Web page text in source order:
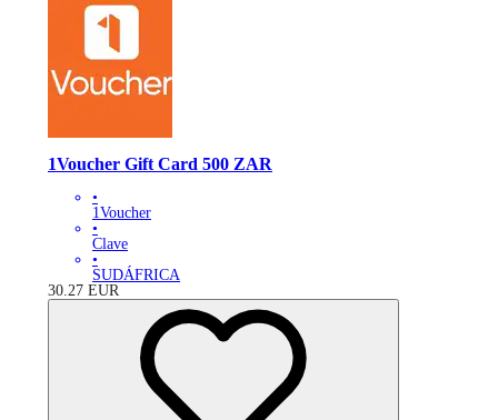
1Voucher Gift Card 500 ZAR
•
1Voucher
•
Clave
•
SUDÁFRICA
30.27 EUR